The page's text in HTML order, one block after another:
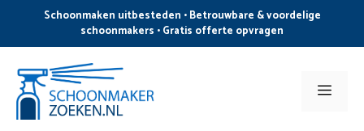
de
inhoud
Schoonmaken uitbesteden • Betrouwbare & voordelige
schoonmakers • Gratis offerte opvragen
Menu